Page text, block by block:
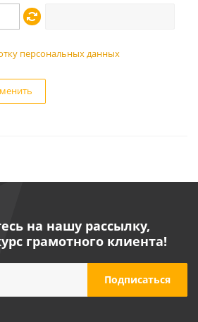
персональных данных
на нашу рассылку,
грамотного клиента!